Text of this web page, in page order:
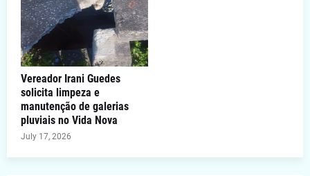
Vereador Irani Guedes
solicita limpeza e
manutenção de galerias
pluviais no Vida Nova
July 17, 2026